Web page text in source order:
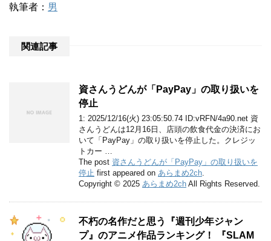
執筆者： 男
関連記事
資さんうどんが「PayPay」の取り扱いを
停止
1: 2025/12/16(火) 23:05:50.74 ID:vRFN/4a90.net 資
さんうどんは12月16日、店頭の飲食代金の決済にお
いて「PayPay」の取り扱いを停止した。クレジッ
トカー …
The post 資さんうどんが「PayPay」の取り扱いを
停止 first appeared on あらまめ2ch
Copyright © 2025 あらまめ2ch All Rights Reserved.
不朽の名作だと思う『週刊少年ジャン
プ』のアニメ作品ランキング！ 『SLAM